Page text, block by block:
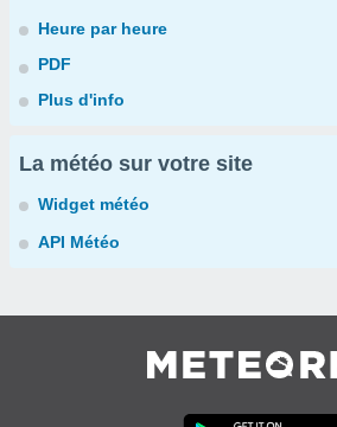
Heure par heure
PDF
Plus d'info
La météo sur votre site
Widget météo
API Météo